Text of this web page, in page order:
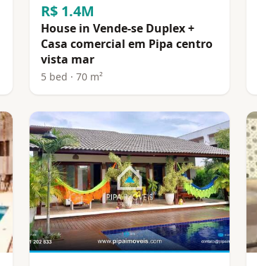
R$ 1.4M
House in Vende-se Duplex +
Casa comercial em Pipa centro
vista mar
5 bed · 70 m²